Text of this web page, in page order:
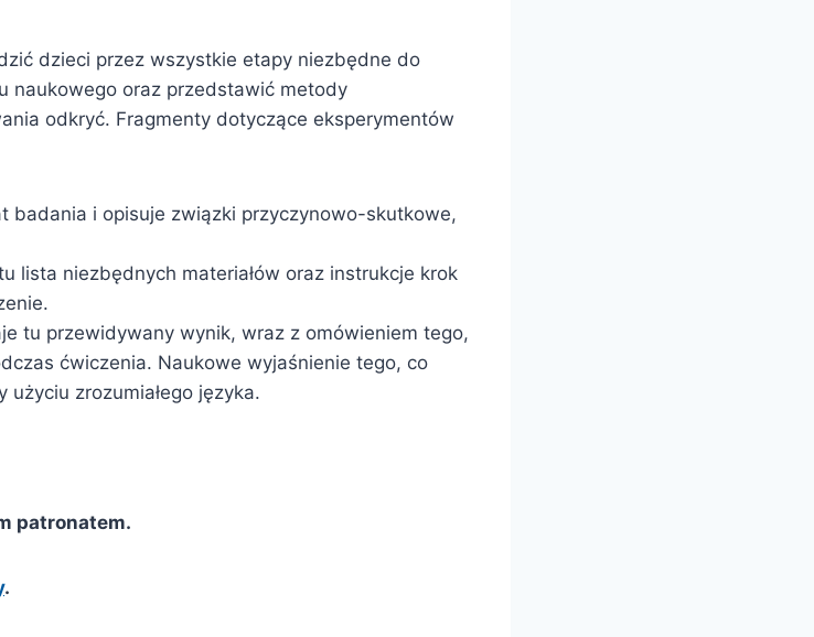
dzieci przez wszystkie etapy niezbędne do
naukowego oraz przedstawić metody
odkryć. Fragmenty dotyczące eksperymentów
badania i opisuje związki przyczynowo-skutkowe,
lista niezbędnych materiałów oraz instrukcje krok
tu przewidywany wynik, wraz z omówieniem tego,
ćwiczenia. Naukowe wyjaśnienie tego, co
zrozumiałego języka.
patronatem.
.